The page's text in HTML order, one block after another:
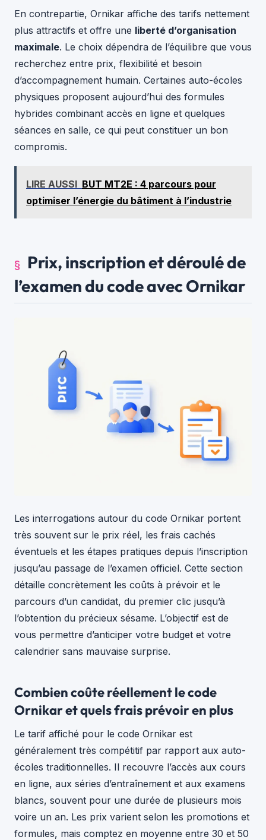
En contrepartie, Ornikar affiche des tarifs nettement
plus attractifs et offre une liberté d’organisation
maximale. Le choix dépendra de l’équilibre que vous
recherchez entre prix, flexibilité et besoin
d’accompagnement humain. Certaines auto-écoles
physiques proposent aujourd’hui des formules
hybrides combinant accès en ligne et quelques
séances en salle, ce qui peut constituer un bon
compromis.
LIRE AUSSI BUT MT2E : 4 parcours pour
optimiser l’énergie du bâtiment à l’industrie
Prix, inscription et déroulé de
l’examen du code avec Ornikar
Les interrogations autour du code Ornikar portent
très souvent sur le prix réel, les frais cachés
éventuels et les étapes pratiques depuis l’inscription
jusqu’au passage de l’examen officiel. Cette section
détaille concrètement les coûts à prévoir et le
parcours d’un candidat, du premier clic jusqu’à
l’obtention du précieux sésame. L’objectif est de
vous permettre d’anticiper votre budget et votre
calendrier sans mauvaise surprise.
Combien coûte réellement le code
Ornikar et quels frais prévoir en plus
Le tarif affiché pour le code Ornikar est
généralement très compétitif par rapport aux auto-
écoles traditionnelles. Il recouvre l’accès aux cours
en ligne, aux séries d’entraînement et aux examens
blancs, souvent pour une durée de plusieurs mois
voire un an. Les prix varient selon les promotions et
formules, mais comptez en moyenne entre 30 et 50